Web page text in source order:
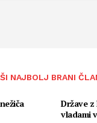
NAJBOLJ BRANI
Države
vladami